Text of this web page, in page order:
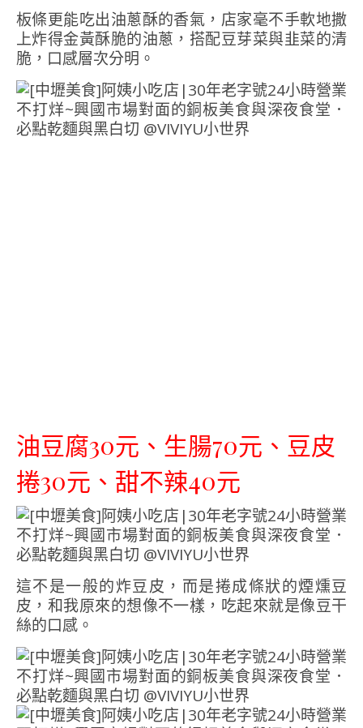
板條更能吃出油蔥酥的香氣，店家毫不手軟地撒
上炸得金黃酥脆的油蔥，搭配豆芽菜與韭菜的清
脆，口感層次分明。
油豆腐30元、生腸70元、豆皮
捲30元、甜不辣40元
這不是一般的炸豆皮，而是捲成條狀的煙燻豆
皮，和我原來的想像不一樣，吃起來就是像豆干
絲的口感。